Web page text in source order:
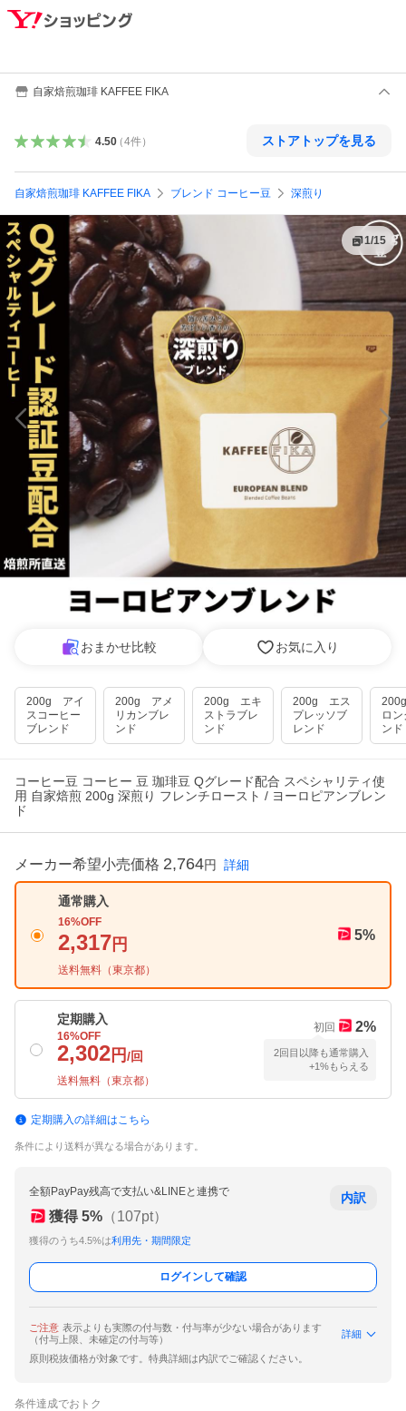
自家焙煎珈琲 KAFFEE FIKA
4.50（4件） ストアトップを見る
自家焙煎珈琲 KAFFEE FIKA ブレンド コーヒー豆 深煎り
1/15
おまかせ比較 お気に入り
200g アイ
スコーヒー
ブレンド
200g アメ
リカンブレ
ンド
200g エキ
ストラブレ
ンド
200g エス
プレッソブ
レンド
ロ
ンド
コーヒー豆 コーヒー 豆 珈琲豆 Qグレード配合 スペシャリティ使
用 自家焙煎 200g 深煎り フレンチロースト / ヨーロピアンブレン
ド
メーカー希望小売価格 2,764円 詳細
通常購入
16%OFF
2,317 円
送料無料（東京都）
5%
定期購入
16%OFF
2,302 円/回
送料無料（東京都）
初回 2%
2回目以降も通常購入
+1%もらえる
定期購入の詳細はこちら
条件により送料が異なる場合があります。
全額PayPay残高で支払い&LINEと連携で
獲得 5% （107pt）
獲得のうち4.5%は利用先・期間限定
内訳
ログインして確認
ご注意 表示よりも実際の付与数・付与率が少ない場合があります
（付与上限、未確定の付与等）
詳細
原則税抜価格が対象です。特典詳細は内訳でご確認ください。
条件達成でおトク